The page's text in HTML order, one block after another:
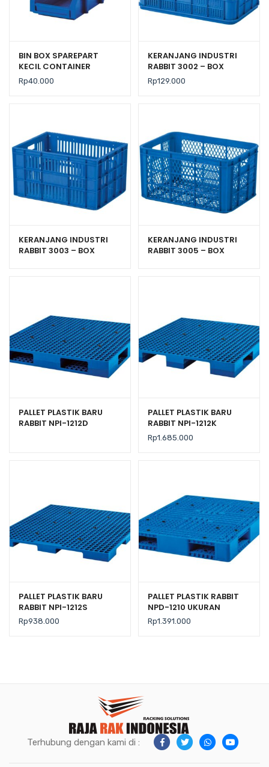
BIN BOX SPAREPART
KECIL CONTAINER
PLASTIK INDUSTRI RABBIT
0444
Rp40.000
KERANJANG INDUSTRI
RABBIT 3002 – BOX
PLASTIK CONTAINER
59×38×16,5 CM
Rp129.000
KERANJANG INDUSTRI
RABBIT 3003 – BOX
KERANJANG INDUSTRI
RABBIT 3005 – BOX
PALLET PLASTIK BARU
RABBIT NPI-1212D
PALLET PLASTIK BARU
RABBIT NPI-1212K
UKURAN 120x120x13,5 CM
Rp1.685.000
PALLET PLASTIK BARU
RABBIT NPI-1212S
UKURAN 120x120x7,5 CM
FLOORING ONLY
Rp938.000
PALLET PLASTIK RABBIT
NPD-1210 UKURAN
120x100x15 CM
Rp1.391.000
Terhubung dengan kami di :